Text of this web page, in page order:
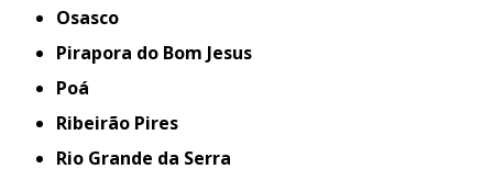
Osasco
Pirapora do Bom Jesus
Poá
Ribeirão Pires
Rio Grande da Serra